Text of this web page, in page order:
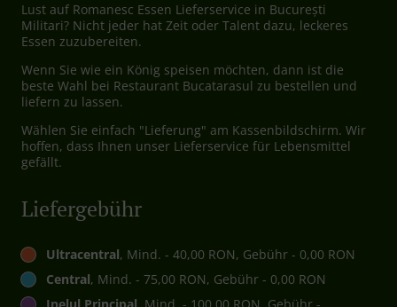
Lust auf Romanesc Essen Lieferservice in București
Militari? Nicht jeder hat Zeit oder Talent dazu, leckeres
Essen zuzubereiten.
Wenn Sie wie ein König speisen möchten, dann ist die
beste Wahl bei Restaurant Bucatarasul zu bestellen und
liefern zu lassen.
Wählen Sie einfach "Lieferung" am Kassenbildschirm. Wir
hoffen, dass Ihnen unser Lieferservice für Lebensmittel
gefällt.
Liefergebühr
Ultracentral, Mind. - 40,00 RON, Gebühr - 0,00 RON
Central, Mind. - 75,00 RON, Gebühr - 0,00 RON